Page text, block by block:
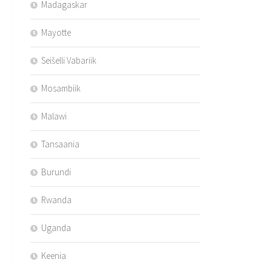
Madagaskar
Mayotte
Seišelli Vabariik
Mosambiik
Malawi
Tansaania
Burundi
Rwanda
Uganda
Keenia